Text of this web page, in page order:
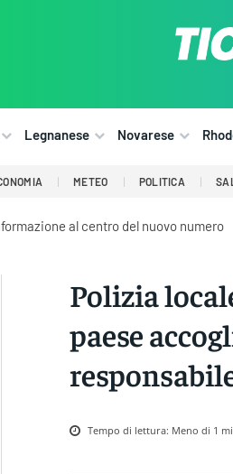
Legnanese Novarese
METEO POLITICA
al centro del nuovo numero
Polizia
paese
Tempo di lettura: Meno di 1